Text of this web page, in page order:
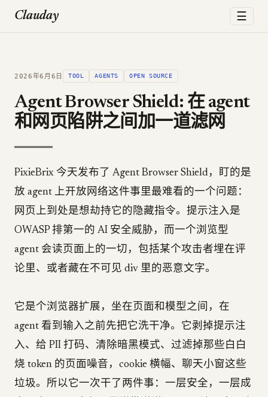
Clauday ☰
2026年6月6日 TOOL AGENTS OPEN SOURCE
Agent Browser Shield: 在 agent
和网页陷阱之间加一道滤网
PixieBrix 今天发布了 Agent Browser Shield，盯的是
放 agent 上开放网络这件事里最难看的一个问题：
网页上到处是想劫持它的隐藏指令。提示注入是
OWASP 排第一的 AI 安全威胁，而一个浏览型
agent 会读页面上的一切，包括某个攻击者埋在评
论里、或者藏在不可见 div 里的恶意文字。
它是个浏览器扩展，坐在页面和模型之间，在
agent 看到输入之前先把它洗干净。它剥掉提示注
入、给 PII 打码、清除暗黑模式、过滤掉那些白白
烧 token 的页面噪音，cookie 横幅、聊天小窗这些
垃圾。所以它一次干了两件事：一层安全，一层成